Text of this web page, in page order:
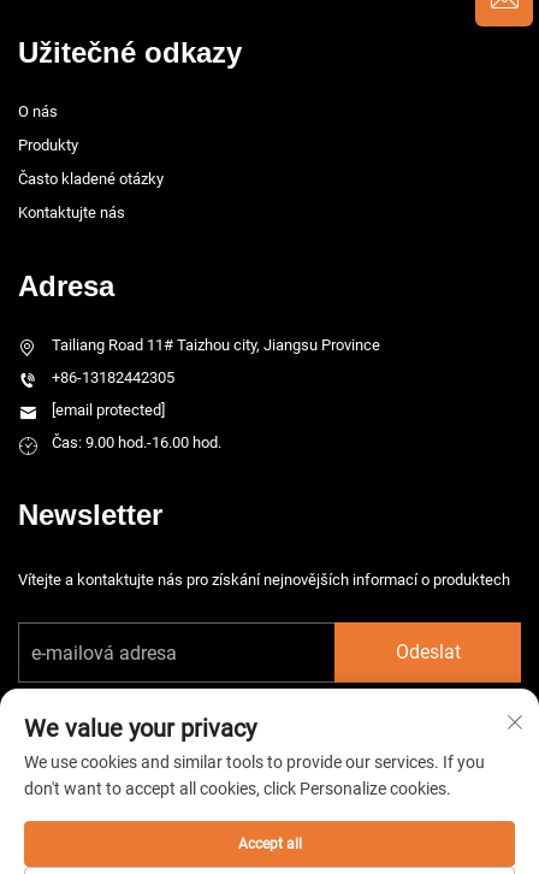
Užitečné odkazy
O nás
Produkty
Často kladené otázky
Kontaktujte nás
Adresa
Tailiang Road 11# Taizhou city, Jiangsu Province
+86-13182442305
[email protected]
Čas: 9.00 hod.-16.00 hod.
Newsletter
Vítejte a kontaktujte nás pro získání nejnovějších informací o produktech
Odeslat
Copyright © 2026 China Taizhou HarsMarg Electromechenical Co. Ltd.
Všechna práva vyhrazena. - Zásady ochrany soukromí
We value your privacy
We use cookies and similar tools to provide our services. If you
don't want to accept all cookies, click Personalize cookies.
Accept all